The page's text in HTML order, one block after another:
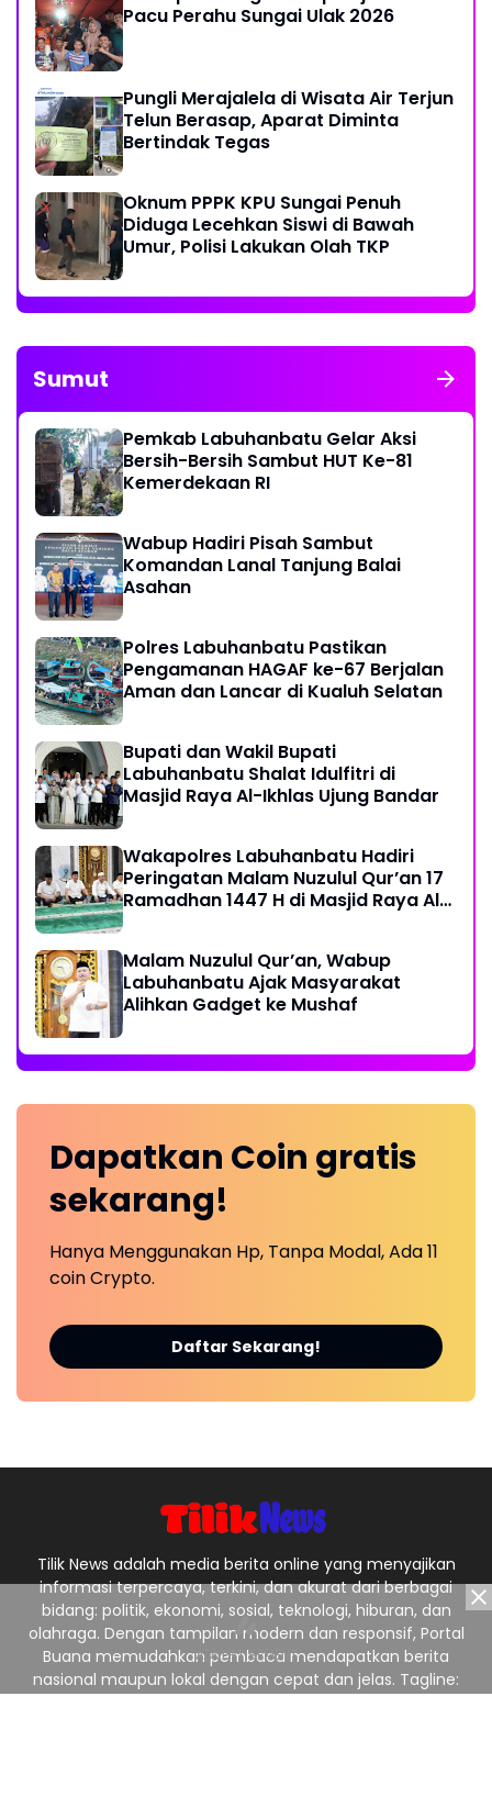
Pacu Perahu Sungai Ulak 2026
Pungli Merajalela di Wisata Air Terjun
Telun Berasap, Aparat Diminta
Bertindak Tegas
Oknum PPPK KPU Sungai Penuh
Diduga Lecehkan Siswi di Bawah
Umur, Polisi Lakukan Olah TKP
Sumut
Pemkab Labuhanbatu Gelar Aksi
Bersih-Bersih Sambut HUT Ke-81
Kemerdekaan RI
Wabup Hadiri Pisah Sambut
Komandan Lanal Tanjung Balai
Asahan
Polres Labuhanbatu Pastikan
Pengamanan HAGAF ke-67 Berjalan
Aman dan Lancar di Kualuh Selatan
Bupati dan Wakil Bupati
Labuhanbatu Shalat Idulfitri di
Masjid Raya Al-Ikhlas Ujung Bandar
Wakapolres Labuhanbatu Hadiri
Peringatan Malam Nuzulul Qur’an 17
Ramadhan 1447 H di Masjid Raya Al-
Malam Nuzulul Qur’an, Wabup
Labuhanbatu Ajak Masyarakat
Alihkan Gadget ke Mushaf
Dapatkan Coin gratis
sekarang!
Hanya Menggunakan Hp, Tanpa Modal, Ada 11
coin Crypto.
Daftar Sekarang!
Tilik News adalah media berita online yang menyajikan
informasi terpercaya, terkini, dan akurat dari berbagai
bidang: politik, ekonomi, sosial, teknologi, hiburan, dan
olahraga. Dengan tampilan modern dan responsif, Portal
Buana memudahkan pembaca mendapatkan berita
nasional maupun lokal dengan cepat dan jelas. Tagline: